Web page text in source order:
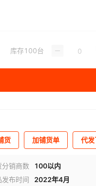
库存100台
货 加铺货单 代
分销商数
100以内
发布时间 2022年4月